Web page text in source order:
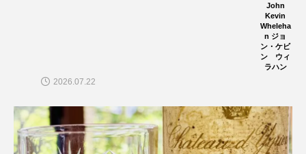
John
Kevin
Wheleha
n ジョ
ン・ケビ
ン ウィ
ラハン
2026.07.22